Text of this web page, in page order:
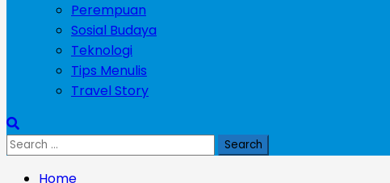
Perempuan
Sosial Budaya
Teknologi
Tips Menulis
Travel Story
Search
Home